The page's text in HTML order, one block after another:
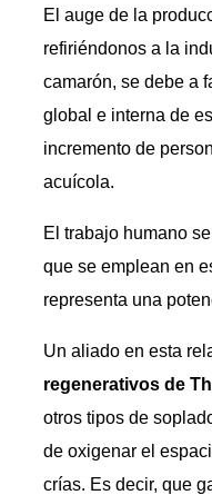
El auge de la
refiriéndonos a la
camarón, se debe a
global e interna de
incremento de
acuícola.
El trabajo humano
que se emplean en
representa una
Un aliado en esta
regenerativos de
otros tipos de
de oxigenar el
crías. Es decir, que